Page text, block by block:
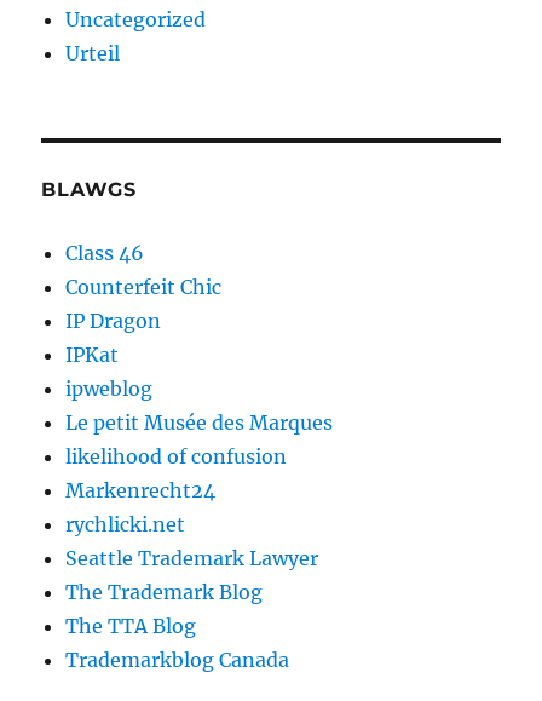
Uncategorized
Urteil
BLAWGS
Class 46
Counterfeit Chic
IP Dragon
IPKat
ipweblog
Le petit Musée des Marques
likelihood of confusion
Markenrecht24
rychlicki.net
Seattle Trademark Lawyer
The Trademark Blog
The TTA Blog
Trademarkblog Canada